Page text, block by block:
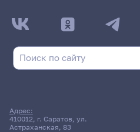
Адрес:
410012, г. Саратов, ул.
Астраханская, 83